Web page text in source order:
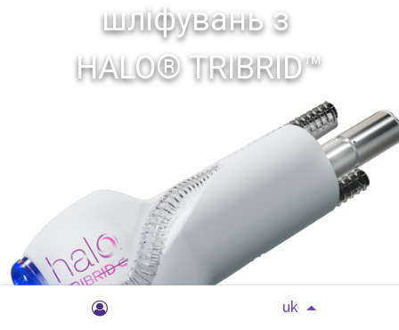
uk
шліфувань з
HALO® TRIBRID™